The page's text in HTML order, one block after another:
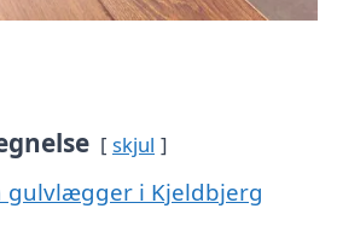
skjul
gulvlægger i Kjeldbjerg